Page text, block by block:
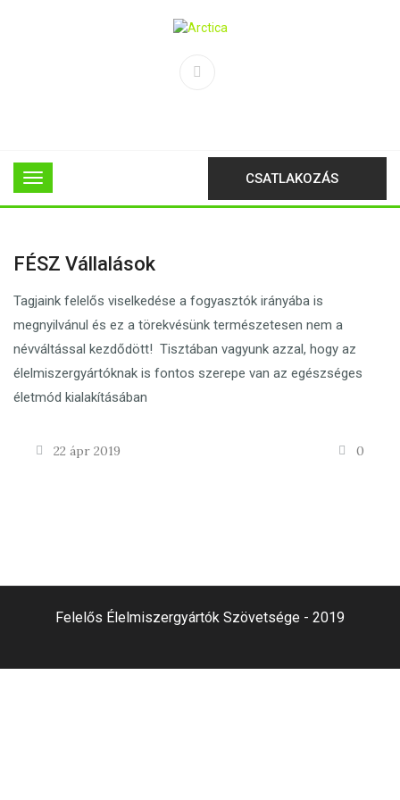
CSATLAKOZÁS
FÉSZ Vállalások
Tagjaink felelős viselkedése a fogyasztók irányába is
megnyilvánul és ez a törekvésünk természetesen nem a
névváltással kezdődött! Tisztában vagyunk azzal, hogy az
élelmiszergyártóknak is fontos szerepe van az egészséges
életmód kialakításában
22 ápr 2019 0
Felelős Élelmiszergyártók Szövetsége - 2019